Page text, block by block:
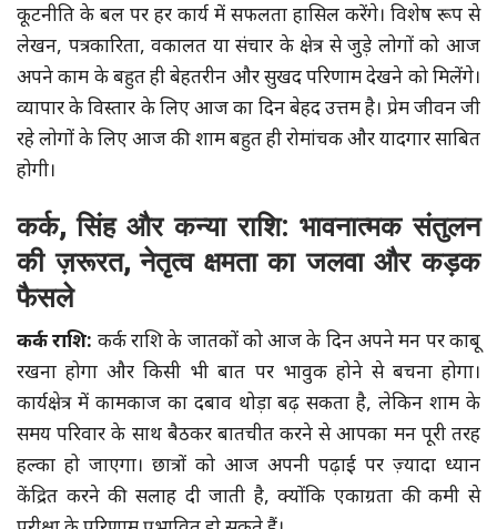
कूटनीति के बल पर हर कार्य में सफलता हासिल करेंगे। विशेष रूप से
लेखन, पत्रकारिता, वकालत या संचार के क्षेत्र से जुड़े लोगों को आज
अपने काम के बहुत ही बेहतरीन और सुखद परिणाम देखने को मिलेंगे।
व्यापार के विस्तार के लिए आज का दिन बेहद उत्तम है। प्रेम जीवन जी
रहे लोगों के लिए आज की शाम बहुत ही रोमांचक और यादगार साबित
होगी।
कर्क, सिंह और कन्या राशि: भावनात्मक संतुलन
की ज़रूरत, नेतृत्व क्षमता का जलवा और कड़क
फैसले
कर्क राशि: कर्क राशि के जातकों को आज के दिन अपने मन पर काबू
रखना होगा और किसी भी बात पर भावुक होने से बचना होगा।
कार्यक्षेत्र में कामकाज का दबाव थोड़ा बढ़ सकता है, लेकिन शाम के
समय परिवार के साथ बैठकर बातचीत करने से आपका मन पूरी तरह
हल्का हो जाएगा। छात्रों को आज अपनी पढ़ाई पर ज़्यादा ध्यान
केंद्रित करने की सलाह दी जाती है, क्योंकि एकाग्रता की कमी से